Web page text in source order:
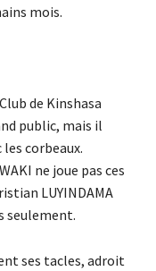
mois.
de Kinshasa
public, mais il
corbeaux.
ne joue pas ces
LUYINDAMA
seulement.
ses tacles, adroit